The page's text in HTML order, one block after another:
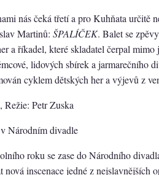
nás čeká třetí a pro Kuhňata určitě
Martinů: ŠPALÍČEK. Balet se
a říkadel, které skladatel čerpal
lidových sbírek a jarmarečního
cyklem dětských her a výjevů z
Petr Zuska
Národním divadle
roku se zase do Národního
nová inscenace jedné z nejslavnějších